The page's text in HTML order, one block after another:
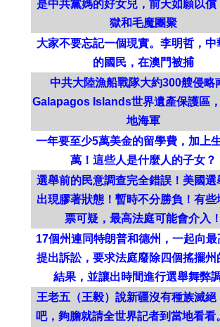
是中共黨媽的好女兒，前天如願以償
獄和毛魔團聚
大家不要忘記一個現實。李明哲，中
的國民，在澳門被捕
中共大陸漁船戰隊大約300艘侵略
Galapagos Islands世界遺產保護區
地海軍
一年要至少5萬美金的留學費，加上
萬！這些人是什麼人的子女？
選舉前的民意調查完全錯誤！美國選
出現膠著狀態！暫時不分勝負！有些
票可疑，最高法庭可能會介入！
17個州連同特朗普和德州，一起向最
提出訴訟，要求法庭廢除四個搖擺州
結果，並讓出時間進行選舉舞弊
王老五（王毅）說新疆沒有種族滅絕
吧，夠膽就請全世界記者到當地看